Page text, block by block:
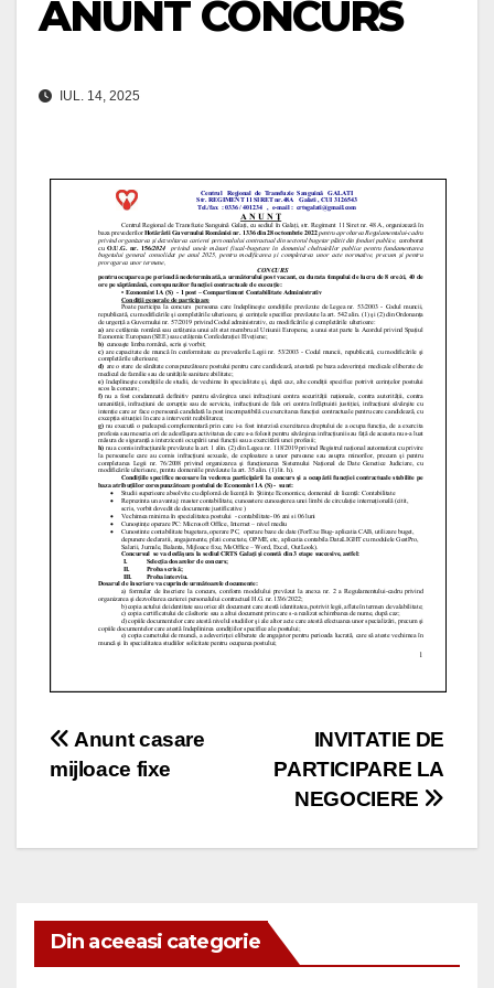
ANUNT CONCURS
IUL. 14, 2025
Navigare
în
articole
INVITATIE DE
PARTICIPARE LA
NEGOCIERE
Anunt casare
mijloace fixe
Din aceeasi categorie